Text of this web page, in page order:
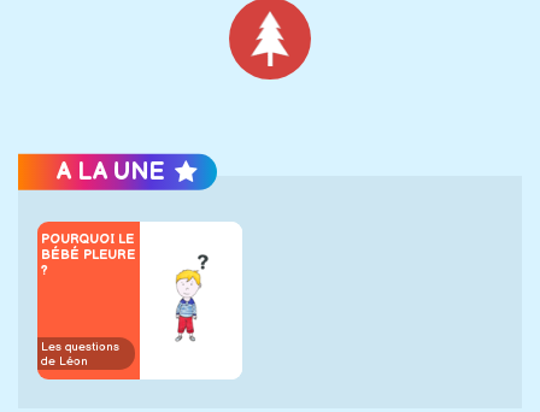
Noël
A LA UNE
POURQUOI LE
BÉBÉ PLEURE
?
Les questions
de Léon